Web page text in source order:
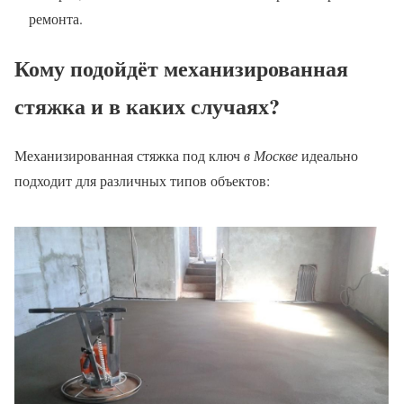
ремонта.
Кому подойдёт механизированная
стяжка и в каких случаях?
Механизированная стяжка под ключв Москвеидеально
подходит для различных типов объектов: